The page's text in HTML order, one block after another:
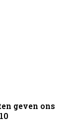
geven ons